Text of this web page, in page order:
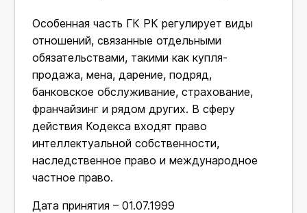
Особенная часть ГК РК регулирует виды
отношений, связанные отдельными
обязательствами, такими как купля-
продажа, мена, дарение, подряд,
банковское обслуживание, страхование,
франчайзинг и рядом других. В сферу
действия Кодекса входят право
интеллектуальной собственности,
наследственное право и международное
частное право.
Дата принятия – 01.07.1999